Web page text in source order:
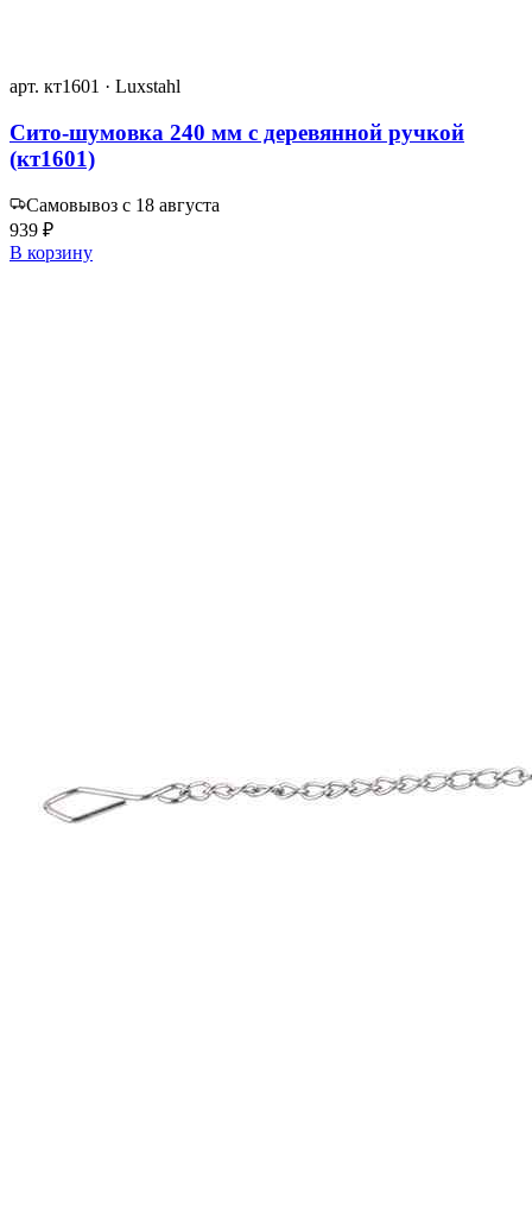
арт. кт1601 · Luxstahl
Сито-шумовка 240 мм с деревянной ручкой
(кт1601)
Самовывоз с 18 августа
939 ₽
В корзину